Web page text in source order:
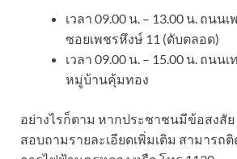
เวลา 09.00 น. – 13.00 น. ถนน
ซอยเพชรหึงษ์ 11 (ดับตลอด)
เวลา 09.00 น. – 15.00 น. ถนน
หมู่บ้านคุ้มทอง
อย่างไรก็ตาม หากประชาชนมีข้อสงสัย
สอบถามรายละเอียดเพิ่มเติม สามารถ